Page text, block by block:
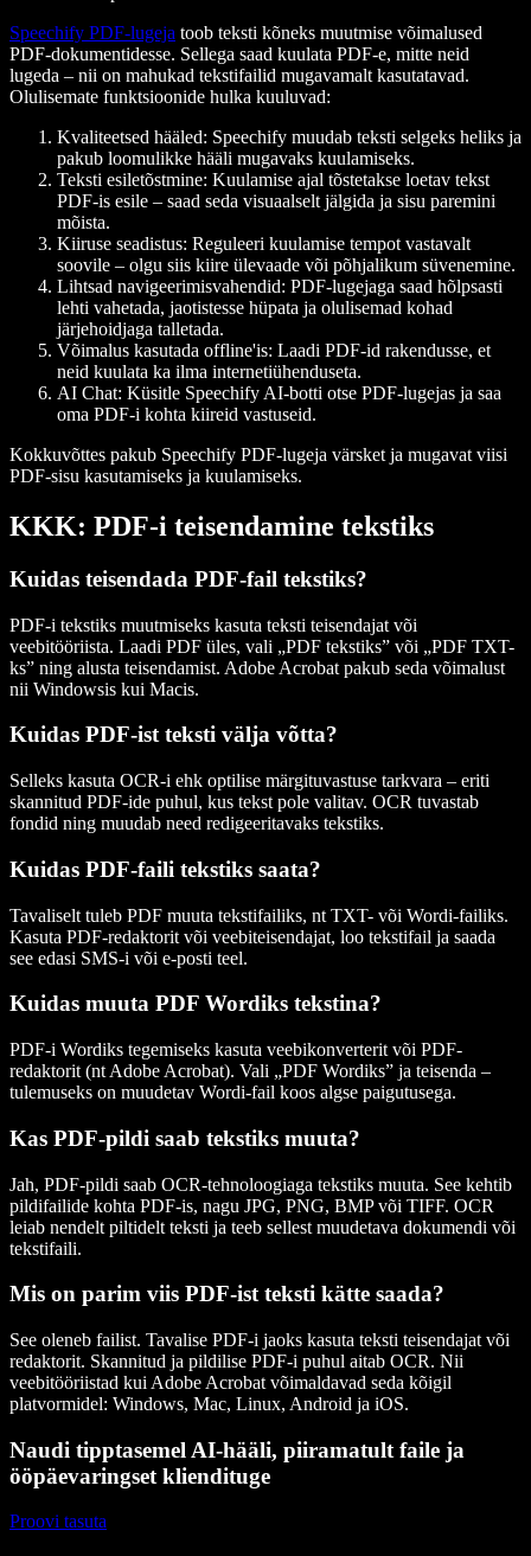
Speechify PDF-lugeja toob teksti kõneks muutmise võimalused
PDF-dokumentidesse. Sellega saad kuulata PDF-e, mitte neid
lugeda – nii on mahukad tekstifailid mugavamalt kasutatavad.
Olulisemate funktsioonide hulka kuuluvad:
Kvaliteetsed hääled: Speechify muudab teksti selgeks heliks ja
pakub loomulikke hääli mugavaks kuulamiseks.
Teksti esiletõstmine: Kuulamise ajal tõstetakse loetav tekst
PDF-is esile – saad seda visuaalselt jälgida ja sisu paremini
mõista.
Kiiruse seadistus: Reguleeri kuulamise tempot vastavalt
soovile – olgu siis kiire ülevaade või põhjalikum süvenemine.
Lihtsad navigeerimisvahendid: PDF-lugejaga saad hõlpsasti
lehti vahetada, jaotistesse hüpata ja olulisemad kohad
järjehoidjaga talletada.
Võimalus kasutada offline'is: Laadi PDF-id rakendusse, et
neid kuulata ka ilma internetiühenduseta.
AI Chat: Küsitle Speechify AI-botti otse PDF-lugejas ja saa
oma PDF-i kohta kiireid vastuseid.
Kokkuvõttes pakub Speechify PDF-lugeja värsket ja mugavat viisi
PDF-sisu kasutamiseks ja kuulamiseks.
KKK: PDF-i teisendamine tekstiks
Kuidas teisendada PDF-fail tekstiks?
PDF-i tekstiks muutmiseks kasuta teksti teisendajat või
veebitööriista. Laadi PDF üles, vali „PDF tekstiks” või „PDF TXT-
ks” ning alusta teisendamist. Adobe Acrobat pakub seda võimalust
nii Windowsis kui Macis.
Kuidas PDF-ist teksti välja võtta?
Selleks kasuta OCR-i ehk optilise märgituvastuse tarkvara – eriti
skannitud PDF-ide puhul, kus tekst pole valitav. OCR tuvastab
fondid ning muudab need redigeeritavaks tekstiks.
Kuidas PDF-faili tekstiks saata?
Tavaliselt tuleb PDF muuta tekstifailiks, nt TXT- või Wordi-failiks.
Kasuta PDF-redaktorit või veebiteisendajat, loo tekstifail ja saada
see edasi SMS-i või e-posti teel.
Kuidas muuta PDF Wordiks tekstina?
PDF-i Wordiks tegemiseks kasuta veebikonverterit või PDF-
redaktorit (nt Adobe Acrobat). Vali „PDF Wordiks” ja teisenda –
tulemuseks on muudetav Wordi-fail koos algse paigutusega.
Kas PDF-pildi saab tekstiks muuta?
Jah, PDF-pildi saab OCR-tehnoloogiaga tekstiks muuta. See kehtib
pildifailide kohta PDF-is, nagu JPG, PNG, BMP või TIFF. OCR
leiab nendelt piltidelt teksti ja teeb sellest muudetava dokumendi või
tekstifaili.
Mis on parim viis PDF-ist teksti kätte saada?
See oleneb failist. Tavalise PDF-i jaoks kasuta teksti teisendajat või
redaktorit. Skannitud ja pildilise PDF-i puhul aitab OCR. Nii
veebitööriistad kui Adobe Acrobat võimaldavad seda kõigil
platvormidel: Windows, Mac, Linux, Android ja iOS.
Naudi tipptasemel AI-hääli, piiramatult faile ja
ööpäevaringset kliendituge
Proovi tasuta